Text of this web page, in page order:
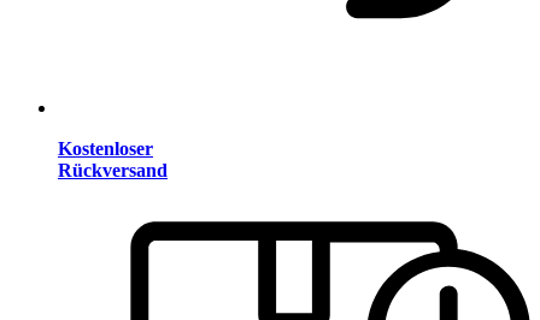
Kostenloser
Rückversand